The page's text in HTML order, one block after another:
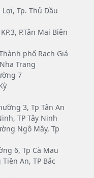
Tp. Thủ Dầu
P.Tân Mai Biên
phố Rạch Giá
Trang
7
3, Tp Tân An
TP Tây Ninh
Ngô Mây, Tp
6, Tp Cà Mau
An, TP Bắc